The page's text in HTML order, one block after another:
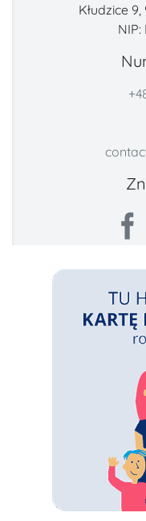
Kłudzice
NIP: